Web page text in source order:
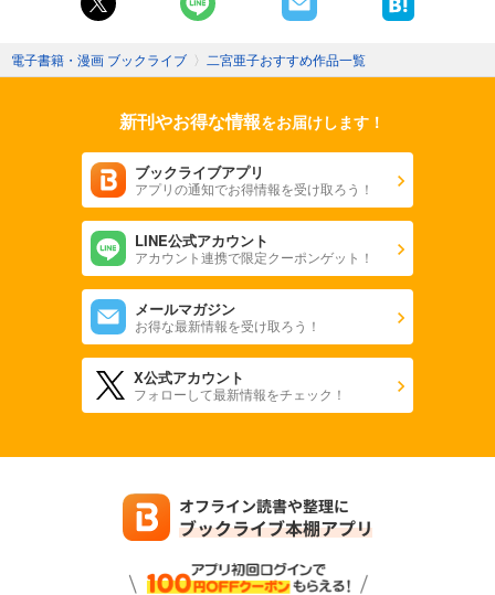
電子書籍・漫画 ブックライブ 〉 二宮亜子おすすめ作品一覧
新刊やお得な情報をお届けします！
ブックライブアプリ
アプリの通知でお得情報を受け取ろう！
LINE公式アカウント
アカウント連携で限定クーポンゲット！
メールマガジン
お得な最新情報を受け取ろう！
X公式アカウント
フォローして最新情報をチェック！